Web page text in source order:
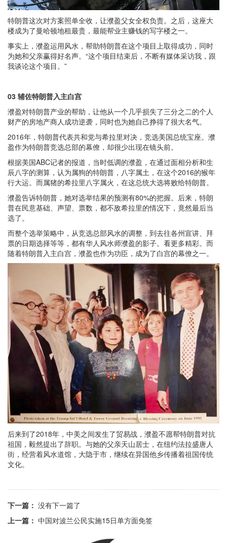
特朗普这次对方案照单全收，让濮盈父女全权负责。之后，这座大
楼成为了曼哈顿地租最贵，最能帮业主赚钱的写字楼之一。
事实上，濮盈运用风水，帮助特朗普在这个项目上取得成功，同时
为她和父亲赢得好名声。“这个项目结束后，不断有媒体采访我，跟
我谈论这个项目。”
03 辅佐特朗普入主白宫
濮盈对特朗普产业的帮助，让他从一个几乎损失了三分之二的个人
财产的房地产商人成功逆袭，同时也为她自己挣得了很大名气。
2016年，特朗普代表共和党与希拉里对决，竞选美国总统宝座。濮
盈作为特朗普竞选总部的幕僚，却很少出现在镜头前。
根据美国ABC记者的报道，当时低调的濮盈，在通过面相分析和生
辰八字的测算，认为属狗的特朗普，八字属土，在这个2016的猴年
行大运。而属猪的希拉里八字属火，在这总统大选将败给特朗普。
濮盈告诉特朗普，她对选举结果的预测有80%的把握。后来，特朗
普在民意基础、声望、票数，都不敌希拉里的情况下，竟然最后当
选了。
而整个选举策略中，从竞选总部风水的调整，到去往各州宣讲、拜
票的日期选择等等，都有华人风水师濮盈的影子。看更多精彩。而
随着特朗普入主白宫，濮盈也作为功臣，成为了白宫的幕僚之一。
后来到了2018年，中美之间发生了贸易战，濮盈不愿帮特朗普对抗
祖国，毅然提出了辞职。与她的父亲天山居士，在纽约法拉盛唐人
街，经营着风水道馆，大隐于市，继续在异国他乡传播着祖国传统
文化。
下一篇： 没有下一篇了
上一篇： 中国对波兰公民实施15日单方面免签